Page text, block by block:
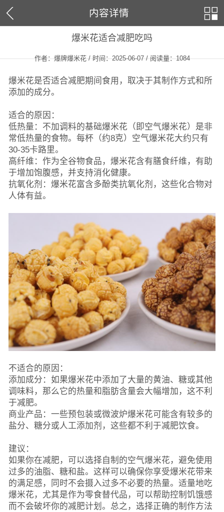
内容详情
爆米花适合减肥吃吗
作者：爆牌爆米花 / 时间：2025-06-07 / 阅读量：1084
爆米花是否适合减肥期间食用，取决于其制作方式和所
添加的成分。
适合的原因：
低热量：不加调料的基础爆米花（即空气爆米花）是非
常低热量的食物。每杯（约8克）空气爆米花大约只有
30-35卡路里。
高纤维：作为全谷物食品，爆米花含有膳食纤维，有助
于增加饱腹感，并支持消化健康。
抗氧化剂：爆米花富含多酚类抗氧化剂，这些化合物对
人体有益。
不适合的原因：
添加成分：如果爆米花中添加了大量的黄油、糖或其他
调味料，那么它的热量和脂肪含量会大幅增加，这不利
于减肥。
商业产品：一些预包装或微波炉爆米花可能含有较多的
盐分、糖分或人工添加剂，这些都不利于减肥饮食。
建议：
如果你在减肥，可以选择自制的空气爆米花，避免使用
过多的油脂、糖和盐。这样可以确保你享受爆米花带来
的满足感，同时不会摄入过多不必要的热量。适量地吃
爆米花，尤其是作为零食替代品，可以帮助控制饥饿感
而不会破坏你的减肥计划。总之，选择正确的制作方法